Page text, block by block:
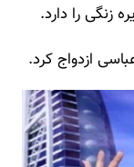
زنگی را دارد.